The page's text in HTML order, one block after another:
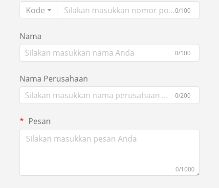
Kode
0/100
Nama
0/100
Nama Perusahaan
0/200
Pesan
0/1000